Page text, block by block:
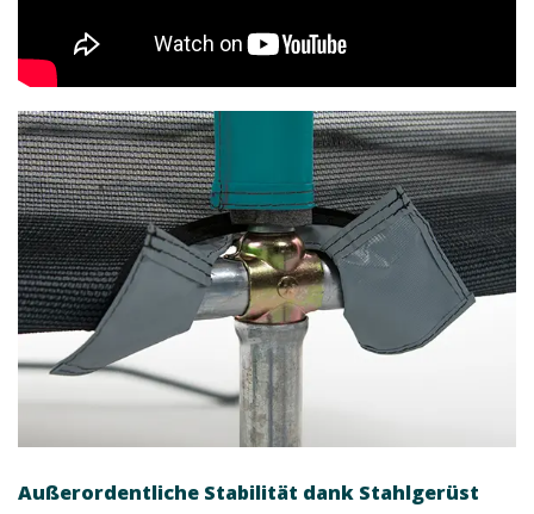
Außerordentliche Stabilität dank Stahlgerüst